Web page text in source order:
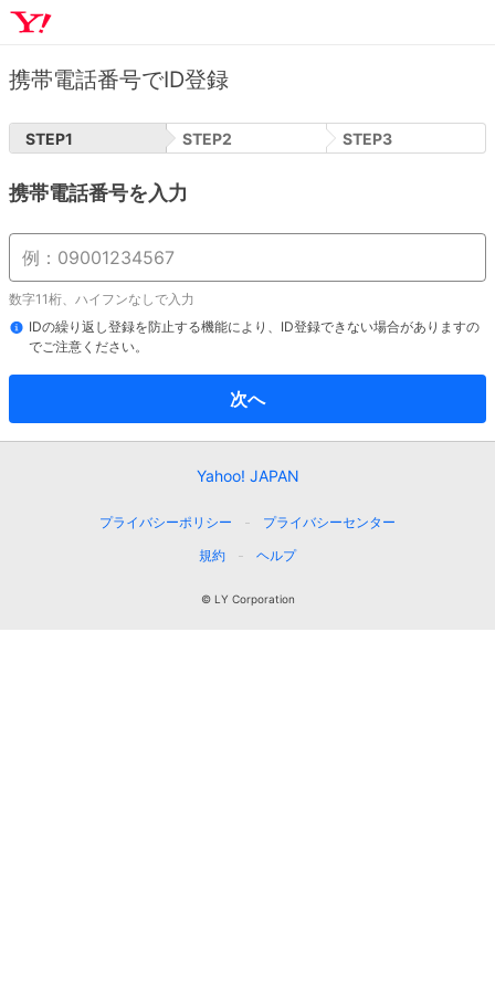
携帯電話番号でID登録
STEP1 STEP2 STEP3
携帯電話番号を入力
数字11桁、ハイフンなしで入力
IDの繰り返し登録を防止する機能により、ID登録できない場合がありますの
でご注意ください。
次へ
Yahoo! JAPAN
プライバシーポリシー
プライバシーセンター
規約
ヘルプ
© LY Corporation